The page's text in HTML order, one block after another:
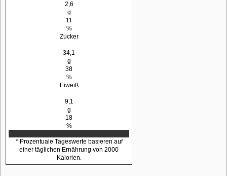
2,6
g
11
%
Zucker
34,1
g
38
%
Eiweiß
9,1
g
18
%
* Prozentuale Tageswerte basieren auf
einer täglichen Ernährung von 2000
Kalorien.